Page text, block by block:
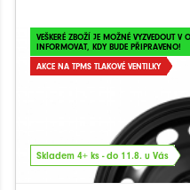
VEŠKERÉ ZBOŽÍ JE MOŽNÉ VYZVEDOUT
INFORMOVAT, KDY BUDE PŘIPRAVENO!
AKCE NA TPMS TLAKOVÉ VENTILKY
Skladem 4+ ks - do 11.8. u Vás